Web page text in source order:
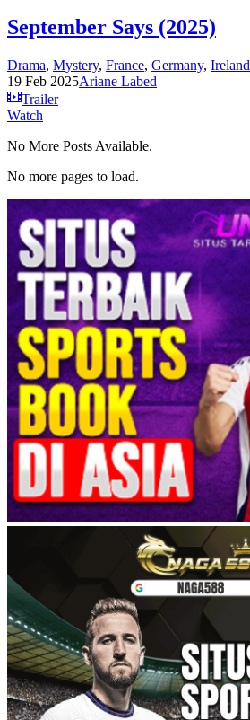
September Says (2025)
Drama, Mystery, France, Germany, Ireland
19 Feb 2025Ariane Labed
Trailer
Watch
No More Posts Available.
No more pages to load.